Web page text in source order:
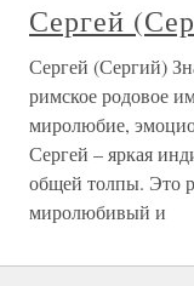
Сергей
Сергей (Сергий)
римское родовое
миролюбие,
Сергей – яркая
общей толпы. Это
миролюбивый и